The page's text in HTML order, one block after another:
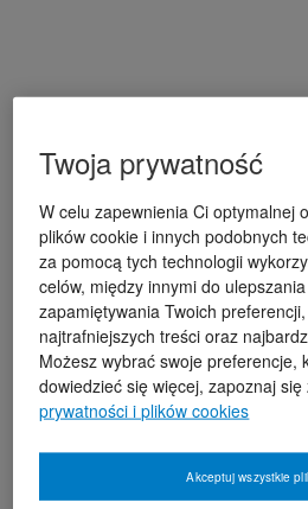
Twoja prywatność
W celu zapewnienia Ci optymalnej
plików cookie i innych podobnych
za pomocą tych technologii
celów, między innymi do
zapamiętywania Twoich
najtrafniejszych treści oraz
Możesz wybrać swoje preferencje,
dowiedzieć się więcej, zapoznaj się
prywatności i plików cookies
Akceptuj wszystkie